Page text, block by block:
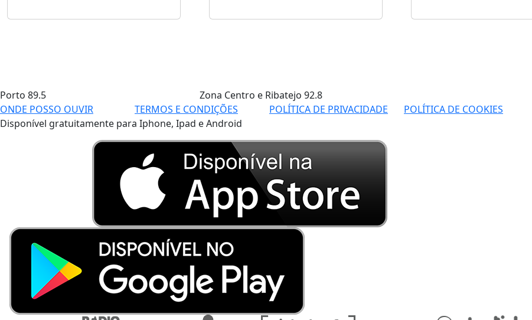
Porto 89.5 Zona Centro e Ribatejo 92.8
ONDE POSSO OUVIR
TERMOS E CONDIÇÕES POLÍTICA DE PRIVACIDADE POLÍTICA DE COOKIES
Disponível gratuitamente para Iphone, Ipad e Android